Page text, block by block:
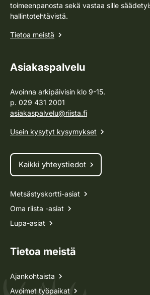
toimeenpanosta sekä vastaa sille
hallintotehtävistä.
Tietoa meistä
Asiakaspalvelu
Avoinna arkipäivisin klo 9-15.
p. 029 431 2001
asiakaspalvelu@riista.fi
Usein kysytyt kysymykset
Kaikki yhteystiedot
Metsästyskortti-asiat
Oma riista -asiat
Lupa-asiat
Tietoa meistä
Ajankohtaista
Avoimet työpaikat